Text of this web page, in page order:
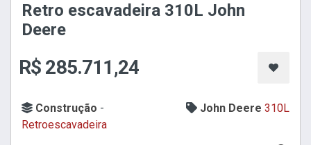
Retro escavadeira 310L John
Deere
R$ 285.711,24
Construção -
Retroescavadeira
John Deere 310L